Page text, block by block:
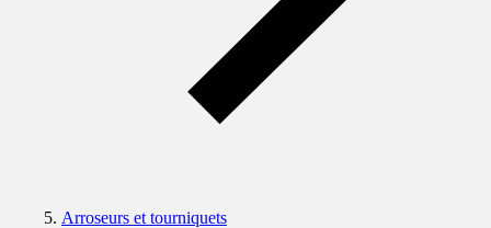
Arroseurs et tourniquets